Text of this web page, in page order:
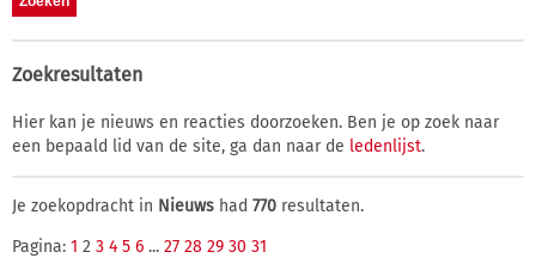
Zoekresultaten
Hier kan je nieuws en reacties doorzoeken. Ben je op zoek naar
een bepaald lid van de site, ga dan naar de ledenlijst.
Je zoekopdracht in Nieuws had 770 resultaten.
Pagina: 1 2 3 4 5 6 ... 27 28 29 30 31